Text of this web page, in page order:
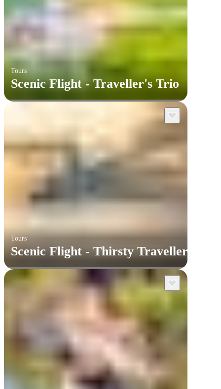
Tours
Scenic Flight - Traveller's Trio
Tours
Scenic Flight - Thirsty Traveller